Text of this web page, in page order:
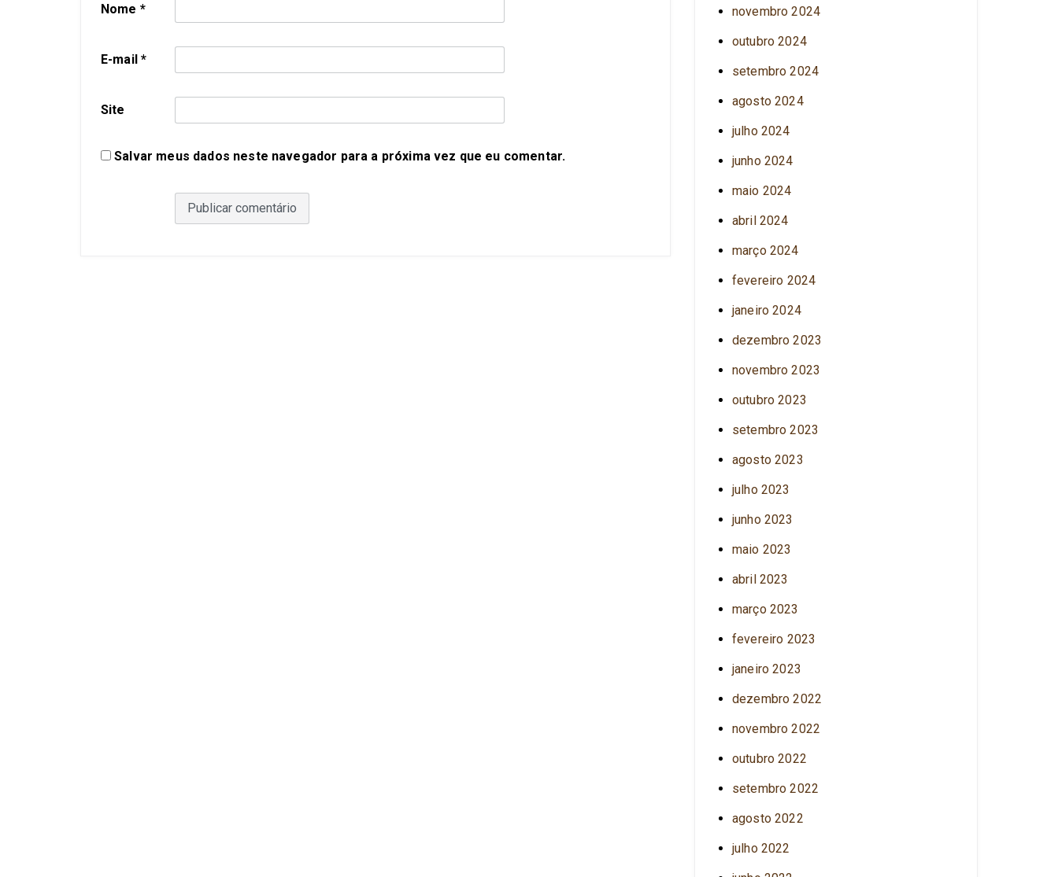
Nome *
E-mail*
Site
Salvar meus dados neste navegador para a próxima vez que eu comentar.
novembro 2024
outubro 2024
setembro 2024
agosto 2024
julho 2024
junho 2024
maio 2024
abril 2024
março 2024
fevereiro 2024
janeiro 2024
dezembro 2023
novembro 2023
outubro 2023
setembro 2023
agosto 2023
julho 2023
junho 2023
maio 2023
abril 2023
março 2023
fevereiro 2023
janeiro 2023
dezembro 2022
novembro 2022
outubro 2022
setembro 2022
agosto 2022
julho 2022